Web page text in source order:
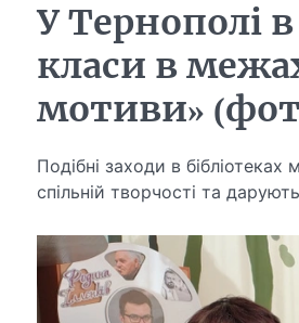
У Тернополі
класи в
мотиви»
Подібні заходи в
спільній творчості та